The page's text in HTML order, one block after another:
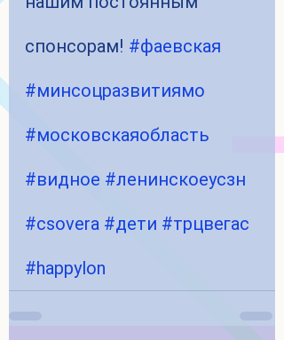
спонсорам! #фаевская
#минсоцразвитиямо
#московскаяобласть
#видное #ленинскоеусзн
#csovera #дети #трцвегас
#happylon